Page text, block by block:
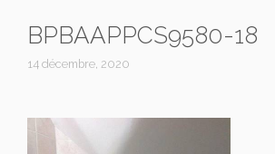
BPBAAPPCS9580-18
14 décembre, 2020